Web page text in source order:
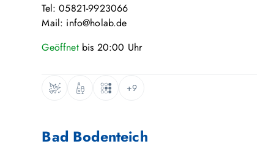
Tel: 05821-9923066
Mail: info@holab.de
Geöffnet bis 20:00 Uhr
+9
Bad Bodenteich